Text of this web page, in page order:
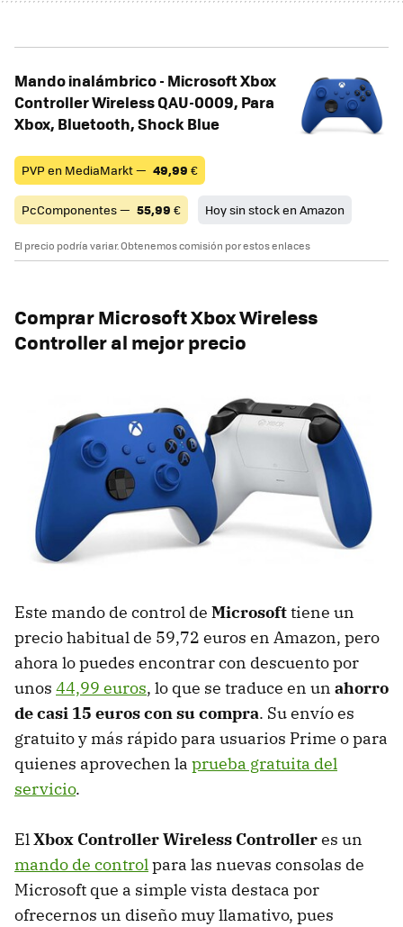
Mando inalámbrico - Microsoft Xbox
Controller Wireless QAU-0009, Para
Xbox, Bluetooth, Shock Blue
PVP en MediaMarkt — 49,99 €
PcComponentes — 55,99 € Hoy sin stock en Amazon
El precio podría variar. Obtenemos comisión por estos enlaces
Comprar Microsoft Xbox Wireless
Controller al mejor precio
Este mando de control de Microsofttiene un
precio habitual de 59,72 euros en Amazon, pero
ahora lo puedes encontrar con descuento por
unos 44,99 euros, lo que se traduce en un ahorro
de casi 15 euros con su compra. Su envío es
gratuito y más rápido para usuarios Prime o para
quienes aprovechen la prueba gratuita del
servicio.
ElXbox Controller Wireless Controlleres un
mando de controlpara las nuevas consolas de
Microsoft que a simple vista destaca por
ofrecernos un diseño muy llamativo, pues